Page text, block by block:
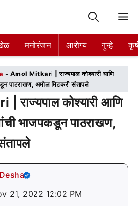
मनोरंजन आरोग्य गुन्हे
मनोरंजन आरोग्य गुन्हे
- Amol Mitkari | राज्यपाल कोश्यारी आणि
पाठराखण, अमोल मिटकरी संतापले
राज्यपाल कोश्यारी आणि
भाजपकडून पाठराखण,
21, 2022 12:02 PM